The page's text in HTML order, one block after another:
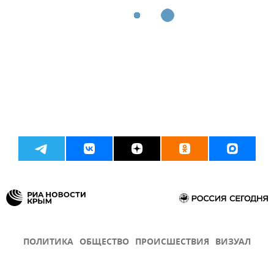
ПОЛИТИКА ОБЩЕСТВО ПРОИСШЕСТВИЯ ВИЗУАЛ